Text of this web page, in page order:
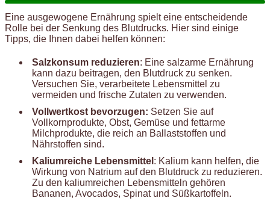
Eine ausgewogene Ernährung spielt eine entscheidende
Rolle bei der Senkung des Blutdrucks. Hier sind einige
Tipps, die Ihnen dabei helfen können:
Salzkonsum reduzieren: Eine salzarme Ernährung
kann dazu beitragen, den Blutdruck zu senken.
Versuchen Sie, verarbeitete Lebensmittel zu
vermeiden und frische Zutaten zu verwenden.
Vollwertkost bevorzugen: Setzen Sie auf
Vollkornprodukte, Obst, Gemüse und fettarme
Milchprodukte, die reich an Ballaststoffen und
Nährstoffen sind.
Kaliumreiche Lebensmittel : Kalium kann helfen, die
Wirkung von Natrium auf den Blutdruck zu reduzieren.
Zu den kaliumreichen Lebensmitteln gehören
Bananen, Avocados, Spinat und Süßkartoffeln.